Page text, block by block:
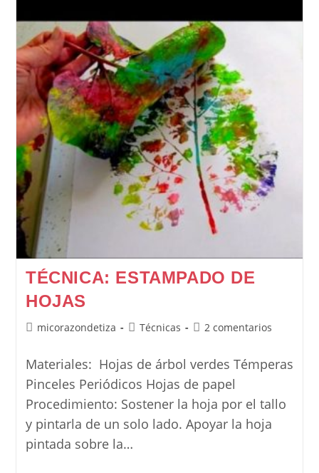
TÉCNICA: ESTAMPADO DE
HOJAS
Autor
la
entrada:
micorazondetiza
Categoría
entrada:
Técnicas
Comentarios
entrada:
2 comentarios
Materiales: Hojas de árbol verdes Témperas
Pinceles Periódicos Hojas de papel
Procedimiento: Sostener la hoja por el tallo
y pintarla de un solo lado. Apoyar la hoja
pintada sobre la…